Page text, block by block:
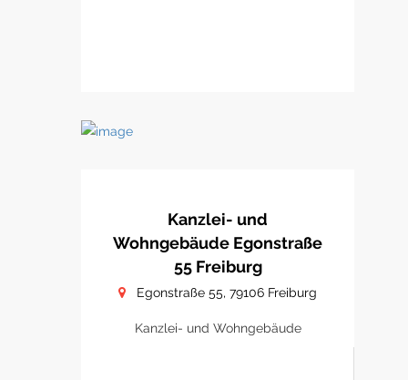
Kanzlei- und
Wohngebäude Egonstraße
55 Freiburg
Egonstraße 55, 79106 Freiburg
Kanzlei- und Wohngebäude